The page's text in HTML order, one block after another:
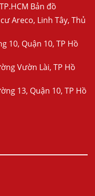
Bản đồ
Areco, Linh Tây, Thủ
10, Quận 10, TP Hồ
Vườn Lài, TP Hồ
13, Quận 10, TP Hồ